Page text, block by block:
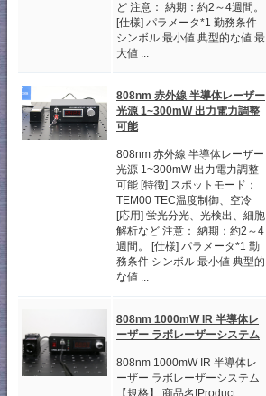
ど 注意： 納期：約2～4週間。
[仕様] パラメータ*1 勤務条件
シンボル 最小値 典型的な値 最
大値 ...
808nm 赤外線 半導体レーザー
光源 1~300mW 出力電力調整
可能
808nm 赤外線 半導体レーザー
光源 1~300mW 出力電力調整
可能 [特徴] スポットモード：
TEM00 TEC温度制御、空冷
[応用] 蛍光分光、光検出、細胞
解析など 注意： 納期：約2～4
週間。 [仕様] パラメータ*1 勤
務条件 シンボル 最小値 典型的
な値 ...
808nm 1000mW IR 半導体レ
ーザー ラボレーザーシステム
808nm 1000mW IR 半導体レ
ーザー ラボレーザーシステム
【規格】 商品名|Product